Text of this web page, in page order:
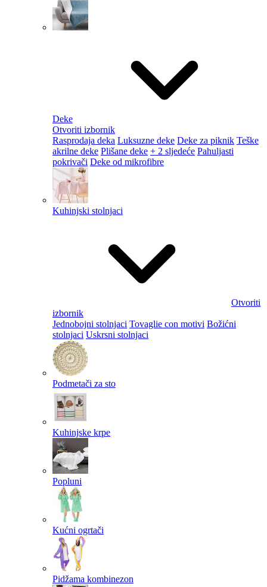
Deke
Otvoriti izbornik
Rasprodaja deka Luksuzne deke Deke za piknik Teške
akrilne deke Plišane deke + 2 sljedeće Pahuljasti
pokrivači Deke od mikrofibre
Kuhinjski stolnjaci
Otvoriti
izbornik
Jednobojni stolnjaci Tovaglie con motivi Božićni
stolnjaci Uskrsni stolnjaci
Podmetači za sto
Kuhinjske krpe
Popluni
Kućni ogrtači
Pidžama kombinezon